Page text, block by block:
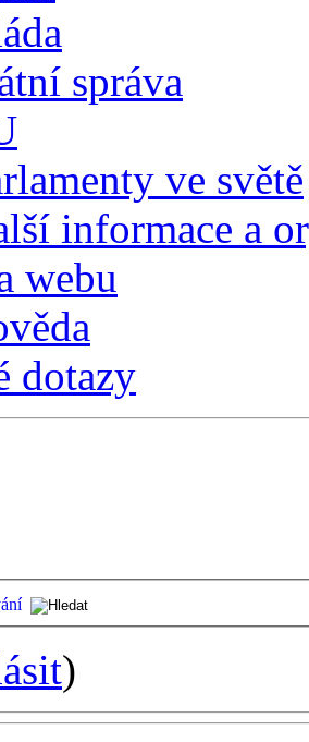
správa
ve světě
informace a
webu
dotazy
)